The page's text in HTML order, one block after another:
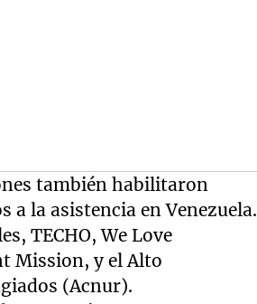
también habilitaron
la asistencia en Venezuela.
TECHO, We Love
Mission, y el Alto
(Acnur).